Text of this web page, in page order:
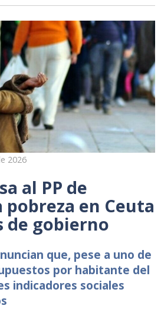
2026
al PP de
en Ceuta
de gobierno
que, pese a uno de
por habitante del
indicadores sociales